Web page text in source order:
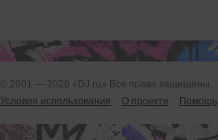
© 2001 — 2026 «DJ.ru» Все права защищены.
Условия использования
О проекте Помощь